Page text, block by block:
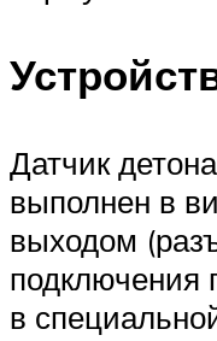
Датчик
выполнен в
выходом
подключения
в